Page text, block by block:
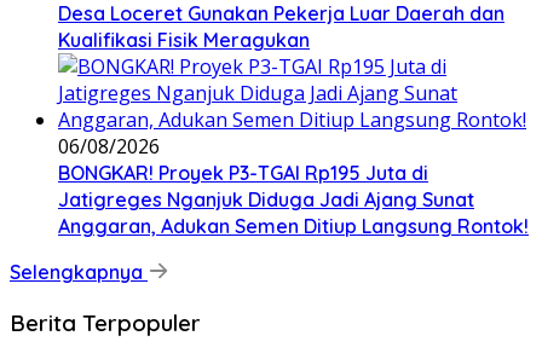
Desa Loceret Gunakan Pekerja Luar Daerah dan
Kualifikasi Fisik Meragukan
06/08/2026
BONGKAR! Proyek P3-TGAI Rp195 Juta di
Jatigreges Nganjuk Diduga Jadi Ajang Sunat
Anggaran, Adukan Semen Ditiup Langsung Rontok!
Selengkapnya
Berita Terpopuler